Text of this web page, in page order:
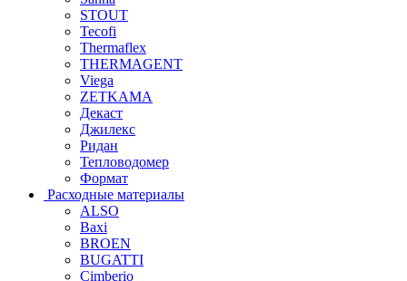
STOUT
Tecofi
Thermaflex
THERMAGENT
Viega
ZETKAMA
Декаст
Джилекс
Ридан
Тепловодомер
Формат
Расходные материалы
ALSO
Baxi
BROEN
BUGATTI
Cimberio